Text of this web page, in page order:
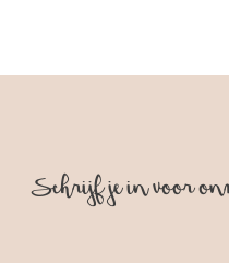
Schrijf je in voor